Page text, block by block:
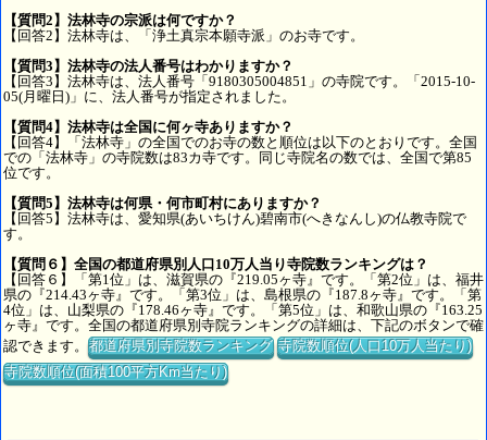
【質問2】法林寺の宗派は何ですか？
【回答2】法林寺は、「浄土真宗本願寺派」のお寺です。
【質問3】法林寺の法人番号はわかりますか？
【回答3】法林寺は、法人番号「9180305004851」の寺院です。「2015-10-
05(月曜日)」に、法人番号が指定されました。
【質問4】法林寺は全国に何ヶ寺ありますか？
【回答4】「法林寺」の全国でのお寺の数と順位は以下のとおりです。全国
での「法林寺」の寺院数は83カ寺です。同じ寺院名の数では、全国で第85
位です。
【質問5】法林寺は何県・何市町村にありますか？
【回答5】法林寺は、愛知県(あいちけん)碧南市(へきなんし)の仏教寺院で
す。
【質問６】全国の都道府県別人口10万人当り寺院数ランキングは？
【回答６】「第1位」は、滋賀県の『219.05ヶ寺』です。「第2位」は、福井
県の『214.43ヶ寺』です。「第3位」は、島根県の『187.8ヶ寺』です。「第
4位」は、山梨県の『178.46ヶ寺』です。「第5位」は、和歌山県の『163.25
ヶ寺』です。全国の都道府県別寺院ランキングの詳細は、下記のボタンで確
認できます。都道府県別寺院数ランキング 寺院数順位(人口10万人当たり)
寺院数順位(面積100平方Km当たり)